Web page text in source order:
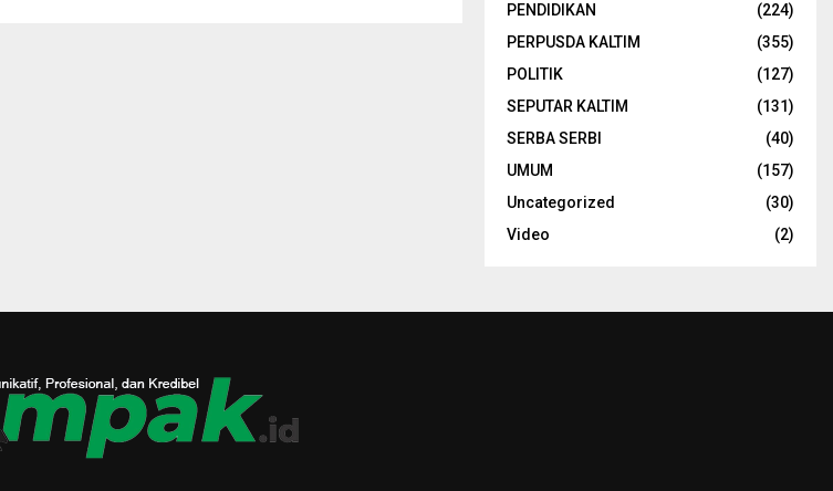
PENDIDIKAN
(224)
PERPUSDA KALTIM
(355)
POLITIK
(127)
SEPUTAR KALTIM
(131)
SERBA SERBI
(40)
UMUM
(157)
Uncategorized
(30)
Video
(2)